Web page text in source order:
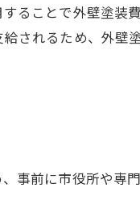
ことで外壁塗装
れるため、外壁
事前に市役所や専